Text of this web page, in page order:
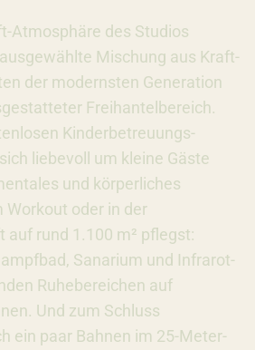
Atmosphäre des Studios
Mischung aus Kraft-
der modernsten Generation
Freihantelbereich.
Kinderbetreuungs-
liebevoll um kleine Gäste
und körperliches
Workout oder in der
auf rund 1.100 m² pflegst:
Sanarium und Infrarot-
Ruhebereichen auf
Und zum Schluss
ein paar Bahnen im 25-Meter-